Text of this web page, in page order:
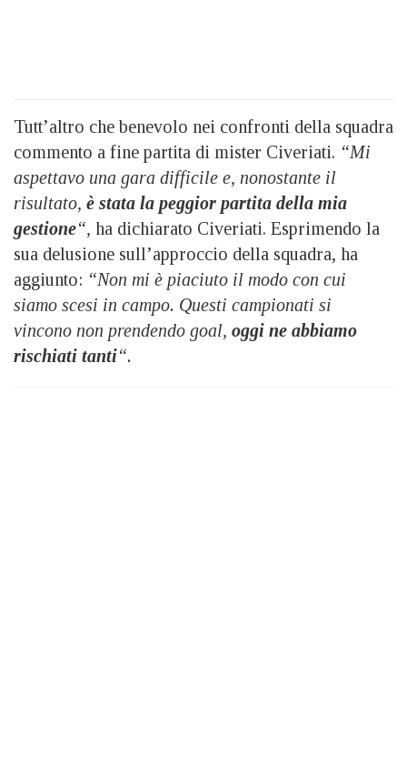
Tutt’altro che benevolo nei confronti della squadra
commento a fine partita di mister Civeriati. “Mi
aspettavo una gara difficile e, nonostante il
risultato, è stata la peggior partita della mia
gestione“, ha dichiarato Civeriati. Esprimendo la
sua delusione sull’approccio della squadra, ha
aggiunto: “Non mi è piaciuto il modo con cui
siamo scesi in campo. Questi campionati si
vincono non prendendo goal, oggi ne abbiamo
rischiati tanti“.